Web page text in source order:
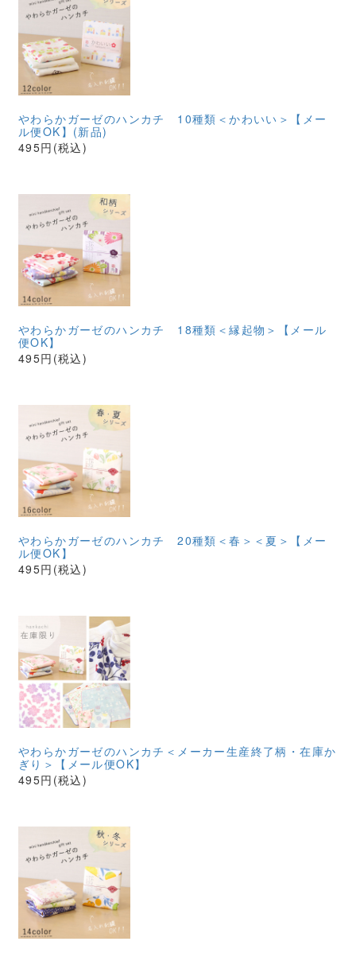
やわらかガーゼのハンカチ 10種類＜かわいい＞【メー
ル便OK】(新品)
495円(税込)
やわらかガーゼのハンカチ 18種類＜縁起物＞【メール
便OK】
495円(税込)
やわらかガーゼのハンカチ 20種類＜春＞＜夏＞【メー
ル便OK】
495円(税込)
やわらかガーゼのハンカチ＜メーカー生産終了柄・在庫か
ぎり＞【メール便OK】
495円(税込)